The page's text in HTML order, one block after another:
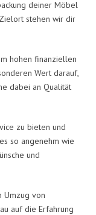
deiner Möbel
stehen wir dir
hohen finanziellen
Wert darauf,
dabei an Qualität
zu bieten und
so angenehm wie
und
Umzug von
auf die Erfahrung